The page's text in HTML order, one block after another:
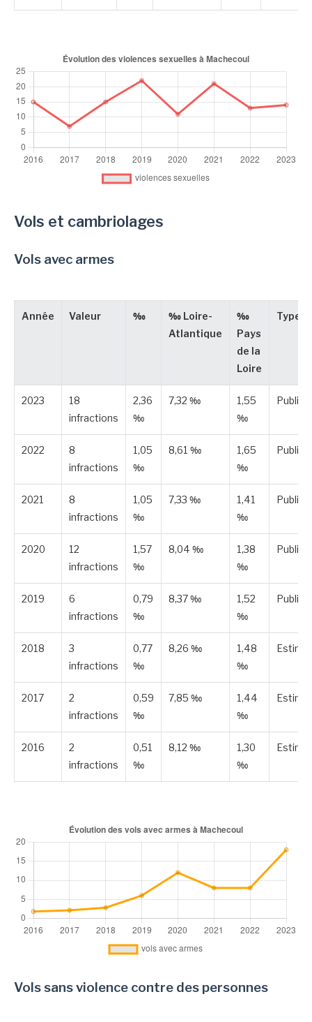
Vols et cambriolages
Vols avec armes
Année Valeur ‰
‰ Loire-
Atlantique
‰
Pays
de la
Loire
Type
2023
18
infractions
2,36
‰
7,32 ‰
1,55
‰
Publiée
2022
8
infractions
1,05
‰
8,61 ‰
1,65
‰
Publiée
2021
8
infractions
1,05
‰
7,33 ‰
1,41
‰
Publiée
2020
12
infractions
1,57
‰
8,04 ‰
1,38
‰
Publiée
2019
6
infractions
0,79
‰
8,37 ‰
1,52
‰
Publiée
2018
3
infractions
0,77
‰
8,26 ‰
1,48
‰
2017
2
infractions
0,59
‰
7,85 ‰
1,44
‰
2016
2
infractions
0,51
‰
8,12 ‰
1,30
‰
Vols sans violence contre des personnes